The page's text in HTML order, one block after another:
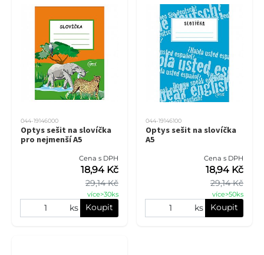
044-19146000
Optys sešit na slovíčka
pro nejmenší A5
Cena s DPH
29,14 Kč
18,94 Kč
více>30ks
ks Koupit
044-19146100
Optys sešit na slovíčka
A5
Cena s DPH
29,14 Kč
18,94 Kč
více>50ks
ks Koupit